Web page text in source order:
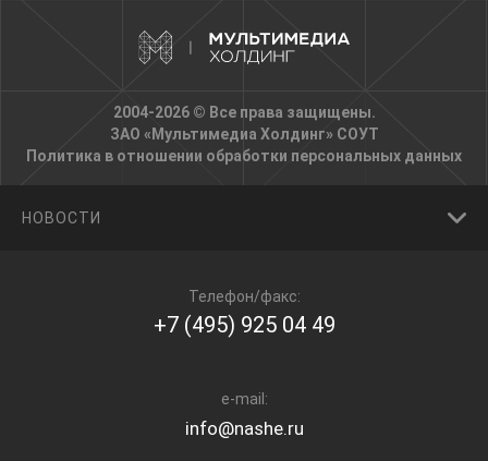
2004-2026 © Все права защищены.
ЗАО «Мультимедиа Холдинг» СОУТ
Политика в отношении обработки персональных данных
НОВОСТИ
Телефон/факс:
+7 (495) 925 04 49
e-mail:
info@nashe.ru